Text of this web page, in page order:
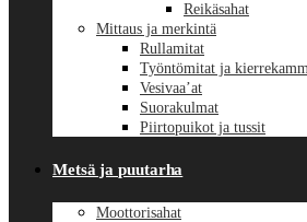
Reikäsahat
Mittaus ja merkintä
Rullamitat
Työntömitat ja
Vesivaa’at
Suorakulmat
Piirtopuikot ja tussit
Metsä ja puutarha
Moottorisahat